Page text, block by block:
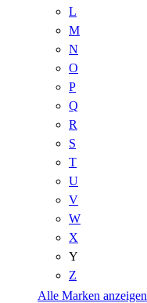
L
M
N
O
P
Q
R
S
T
U
V
W
X
Y
Z
Alle Marken anzeigen